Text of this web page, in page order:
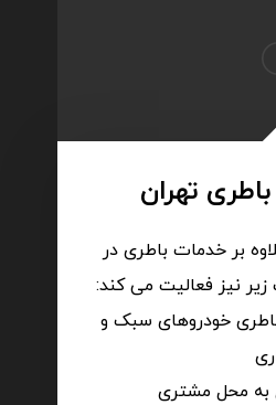
بر خدمات باطری در
نیز فعالیت می کند:
باطری خودروهای سبک و